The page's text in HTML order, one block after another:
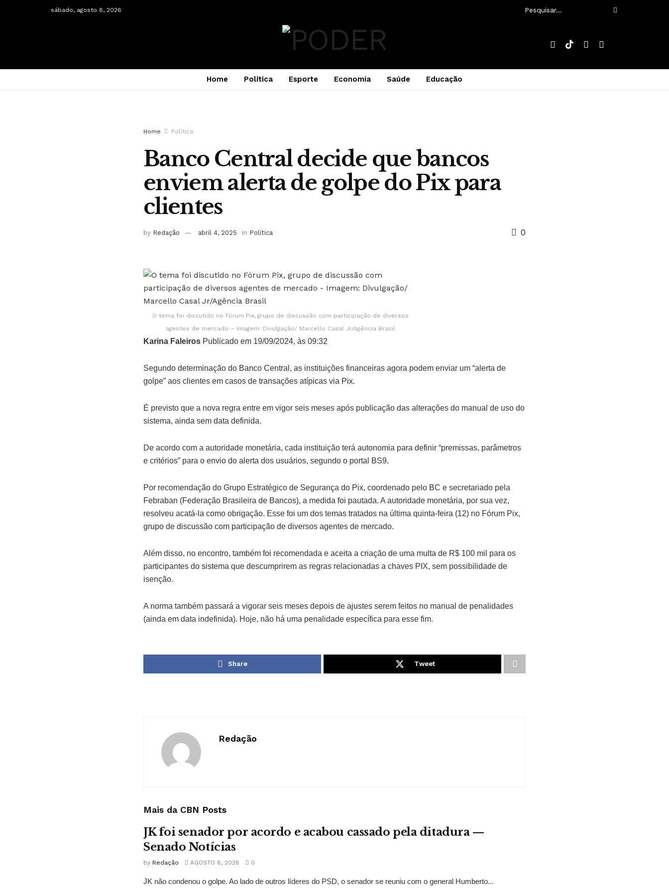
sábado, agosto 8, 2026
Home Política Esporte Economia Saúde Educação
Home Política
Banco Central decide que bancos
enviem alerta de golpe do Pix para
clientes
by Redação abril 4, 2025 in Política 0
O tema foi discutido no Fórum Pix, grupo de discussão com participação de diversos
agentes de mercado – Imagem: Divulgação/ Marcello Casal Jr/Agência Brasil
Karina Faleiros Publicado em 19/09/2024, às 09:32
Segundo determinação do Banco Central, as instituições financeiras agora podem enviar um “alerta de
golpe” aos clientes em casos de transações atípicas via Pix.
É previsto que a nova regra entre em vigor seis meses após publicação das alterações do manual de uso do
sistema, ainda sem data definida.
De acordo com a autoridade monetária, cada instituição terá autonomia para definir “premissas, parâmetros
e critérios” para o envio do alerta dos usuários, segundo o portal BS9.
Por recomendação do Grupo Estratégico de Segurança do Pix, coordenado pelo BC e secretariado pela
Febraban (Federação Brasileira de Bancos), a medida foi pautada. A autoridade monetária, por sua vez,
resolveu acatá-la como obrigação. Esse foi um dos temas tratados na última quinta-feira (12) no Fórum Pix,
grupo de discussão com participação de diversos agentes de mercado.
Além disso, no encontro, também foi recomendada e aceita a criação de uma multa de R$ 100 mil para os
participantes do sistema que descumprirem as regras relacionadas a chaves PIX, sem possibilidade de
isenção.
A norma também passará a vigorar seis meses depois de ajustes serem feitos no manual de penalidades
(ainda em data indefinida). Hoje, não há uma penalidade específica para esse fim.
Share Tweet
Redação
Mais da CBN Posts
JK foi senador por acordo e acabou cassado pela ditadura —
Senado Notícias
by Redação AGOSTO 8, 2026 0
JK não condenou o golpe. Ao lado de outros líderes do PSD, o senador se reuniu com o general Humberto...